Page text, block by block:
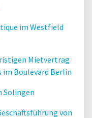
im Westfield
Mietvertrag
im Boulevard Berlin
Solingen
von